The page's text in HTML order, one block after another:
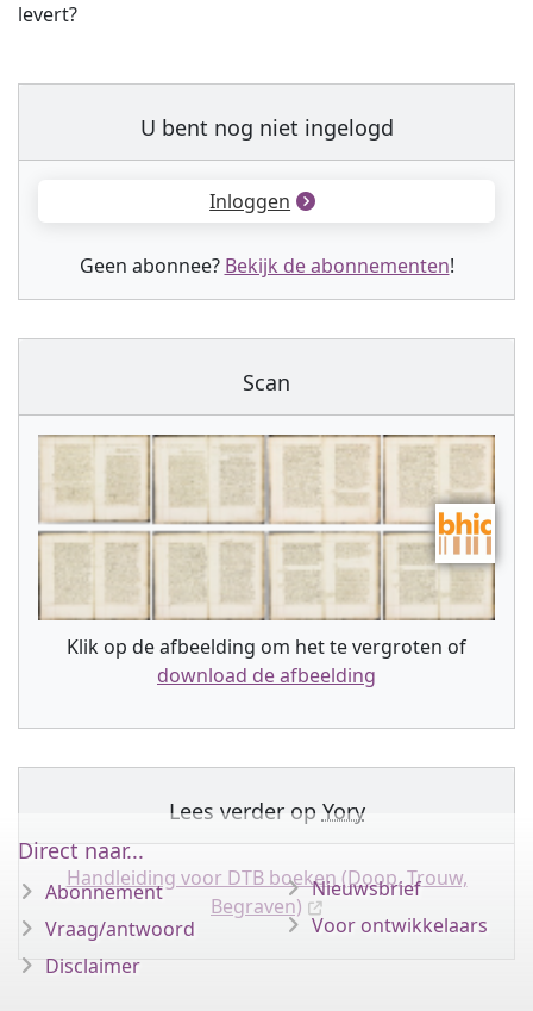
levert?
U bent nog niet ingelogd
Inloggen
Geen abonnee? Bekijk de abonnementen!
Scan
Klik op de afbeelding om het te vergroten of
download de afbeelding
Lees verder op Yory
Handleiding voor DTB boeken (Doop, Trouw,
Begraven)
Direct naar...
Abonnement
Vraag/antwoord
Disclaimer
Nieuwsbrief
Voor ontwikkelaars